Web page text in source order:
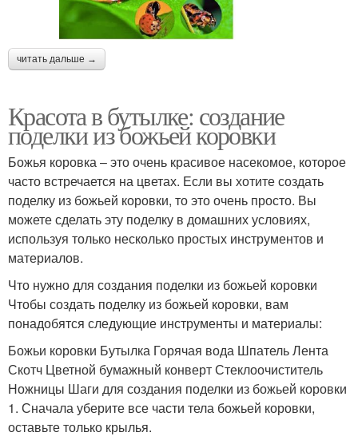
читать дальше →
Красота в бутылке: создание
поделки из божьей коровки
Божья коровка – это очень красивое насекомое, которое
часто встречается на цветах. Если вы хотите создать
поделку из божьей коровки, то это очень просто. Вы
можете сделать эту поделку в домашних условиях,
используя только несколько простых инструментов и
материалов.
Что нужно для создания поделки из божьей коровки
Чтобы создать поделку из божьей коровки, вам
понадобятся следующие инструменты и материалы:
Божьи коровки Бутылка Горячая вода Шпатель Лента
Скотч Цветной бумажный конверт Стеклоочиститель
Ножницы Шаги для создания поделки из божьей коровки
1. Сначала уберите все части тела божьей коровки,
оставьте только крылья.